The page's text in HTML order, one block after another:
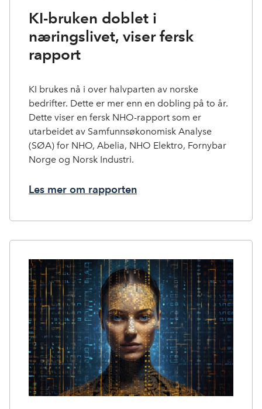
KI-bruken doblet i
næringslivet, viser fersk
rapport
KI brukes nå i over halvparten av norske
bedrifter. Dette er mer enn en dobling på to år.
Dette viser en fersk NHO-rapport som er
utarbeidet av Samfunnsøkonomisk Analyse
(SØA) for NHO, Abelia, NHO Elektro, Fornybar
Norge og Norsk Industri.
Les mer om rapporten